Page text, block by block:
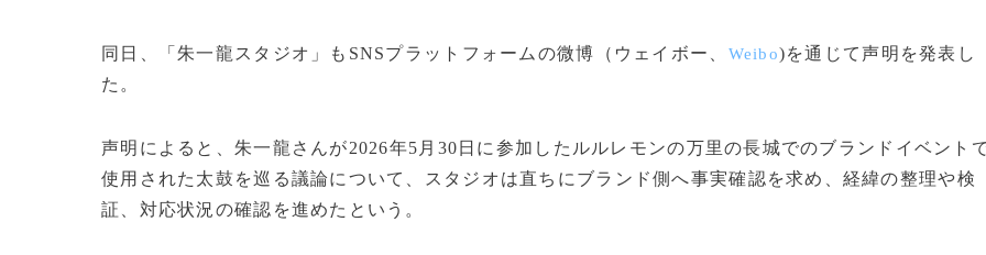
同日、「朱一龍スタジオ」もSNSプラットフォームの微博（ウェイボー、 Weibo)を通じて声明を発表し
た。
声明によると、朱一龍さんが2026年5月30日に参加したルルレモンの万里の長城でのブランドイベント
使用された太鼓を巡る議論について、スタジオは直ちにブランド側へ事実確認を求め、経緯の整理や検
証、対応状況の確認を進めたという。